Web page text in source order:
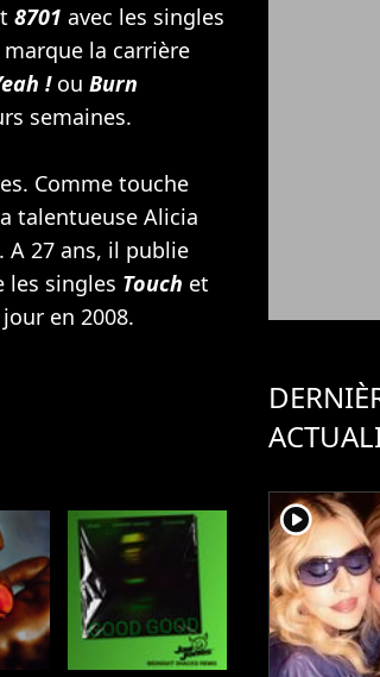
8701 avec les singles
la carrière
!ou Burn
semaines.
Comme touche
talentueuse Alicia
. A 27 ans, il publie
les singles Touch et
en 2008.
player2